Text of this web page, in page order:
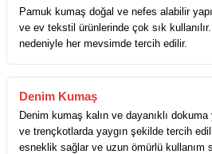
Pamuk kumaş doğal ve nefes alabilir
ve ev tekstil ürünlerinde çok sık kullanılır.
nedeniyle her mevsimde tercih edilir.
Denim Kumaş
Denim kumaş kalın ve dayanıklı
ve trençkotlarda yaygın şekilde tercih
esneklik sağlar ve uzun ömürlü kullanım